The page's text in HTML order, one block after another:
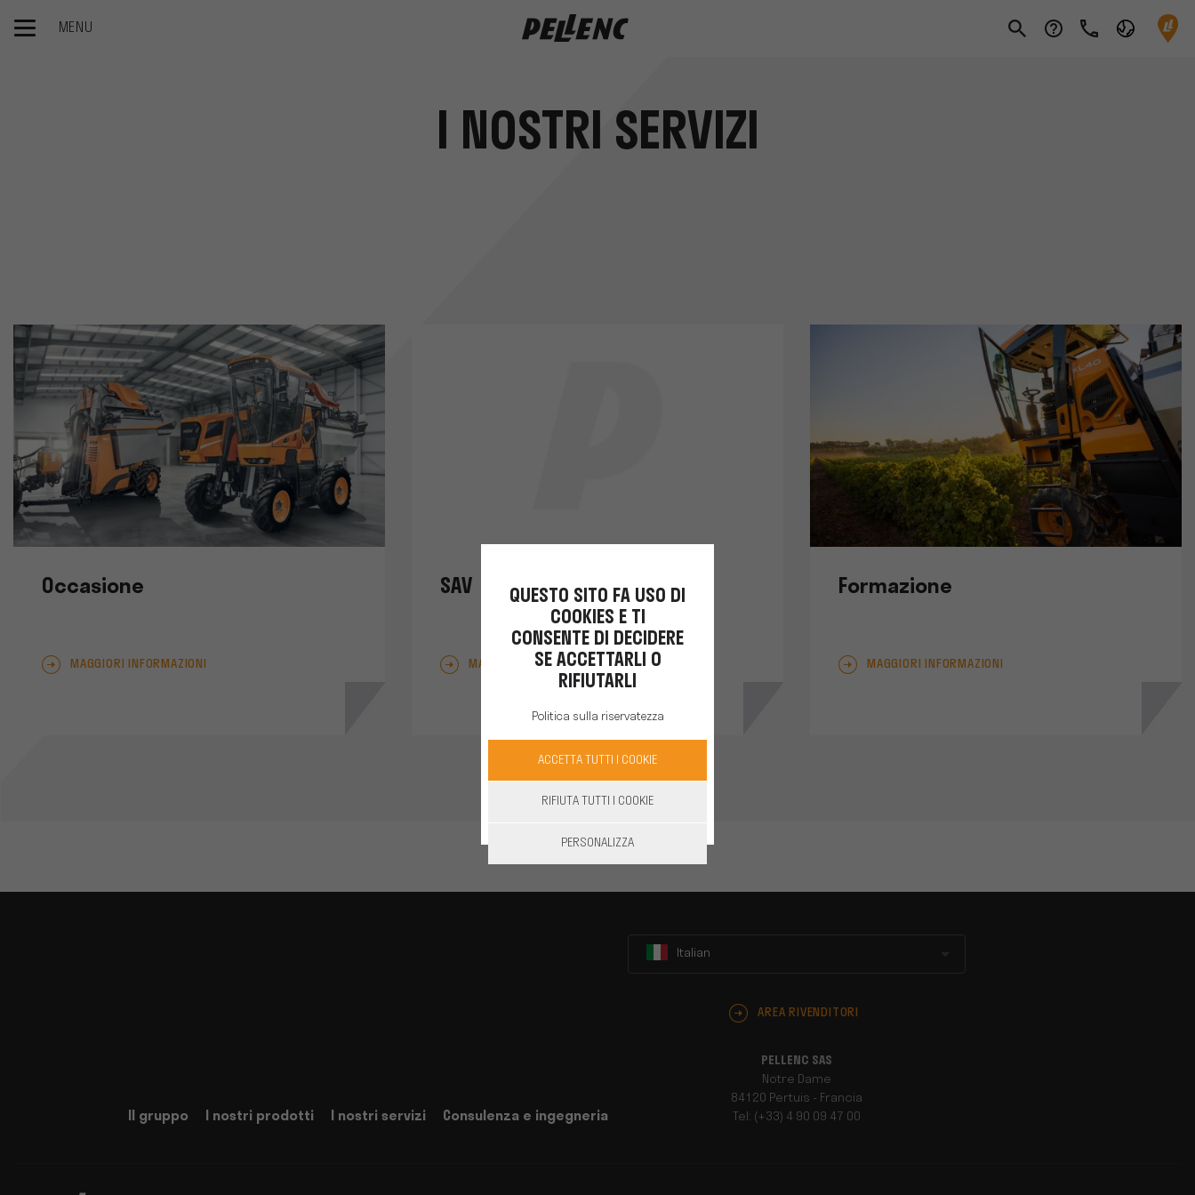
MENU
I NOSTRI SERVIZI
Occasione
MAGGIORI INFORMAZIONI
SAV
MAGGIORI INFORMAZIONI
Formazione
MAGGIORI INFORMAZIONI
Il gruppo I nostri prodotti I nostri servizi Consulenza e ingegneria
Italian
AREA RIVENDITORI
PELLENC SAS
Notre Dame
84120 Pertuis - Francia
Tel: (+33) 4 90 09 47 00
QUESTO SITO FA USO DI
COOKIES E TI
CONSENTE DI DECIDERE
SE ACCETTARLI O
RIFIUTARLI
Politica sulla riservatezza
ACCETTA TUTTI I COOKIE
RIFIUTA TUTTI I COOKIE
PERSONALIZZA